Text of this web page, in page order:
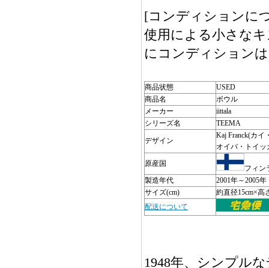
[コンディションに
使用による小さな
にコンディション
商品状態
USED
商品名
ボウル
メーカー
iittala
シリーズ名
TEEMA
デザイン
Kaj Franck(カイ
オイバ・トイ
原産国
フィン
製造年代
2001年～2005年
サイズ(cm)
約直径15cm×高
配送について
1948年、シンプル